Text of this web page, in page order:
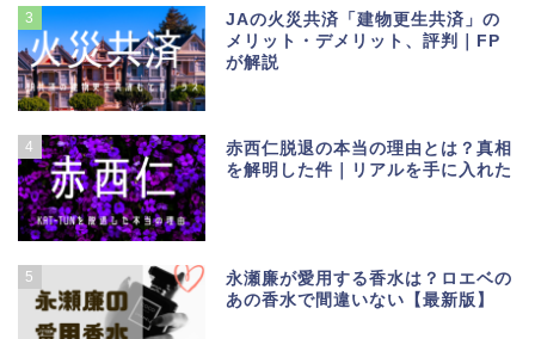
3
JAの火災共済「建物更生共済」の
メリット・デメリット、評判｜FP
が解説
4
赤西仁脱退の本当の理由とは？真相
を解明した件｜リアルを手に入れた
5
永瀬廉が愛用する香水は？ロエベの
あの香水で間違いない【最新版】